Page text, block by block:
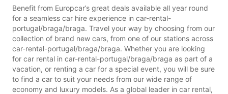
Benefit from Europcar’s great deals available all year round
for a seamless car hire experience in car-rental-
portugal/braga/braga. Travel your way by choosing from our
collection of brand new cars, from one of our stations across
car-rental-portugal/braga/braga. Whether you are looking
for car rental in car-rental-portugal/braga/braga as part of a
vacation, or renting a car for a special event, you will be sure
to find a car to suit your needs from our wide range of
economy and luxury models. As a global leader in car rental,